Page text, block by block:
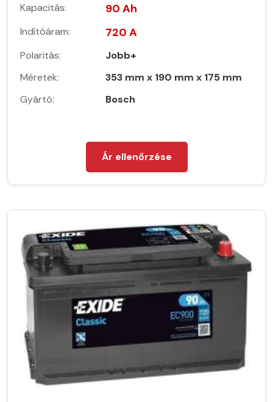
Kapacitás: 90 Ah
Indítóáram: 720 A
Polaritás:
Jobb+
Méretek:
353 mm x 190 mm x 175 mm
Gyártó:
Bosch
Ár ellenőrzése